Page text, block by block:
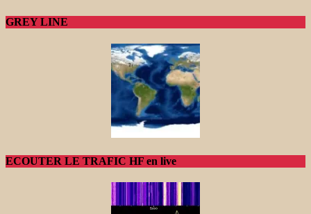
GREY LINE
ECOUTER LE TRAFIC HF en live